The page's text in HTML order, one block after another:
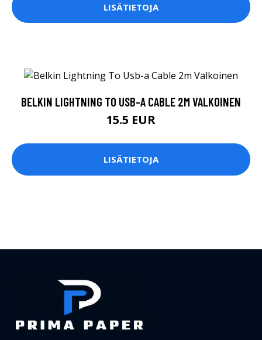
LISÄTIETOJA
BELKIN LIGHTNING TO USB-A CABLE 2M VALKOINEN
15.5 EUR
LISÄTIETOJA